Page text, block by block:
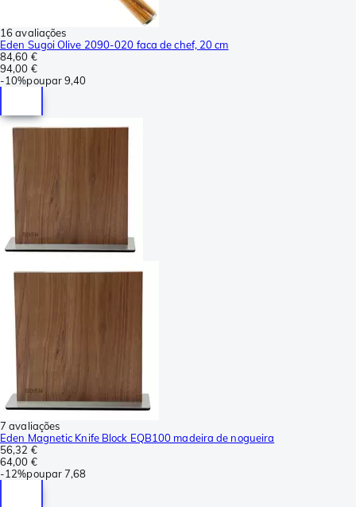
16 avaliações
Eden Sugoi Olive 2090-020 faca de chef, 20 cm
84,60 €
94,00 €
-10%poupar9,40
7 avaliações
Eden Magnetic Knife Block EQB100 madeira de nogueira
56,32 €
64,00 €
-12%poupar7,68